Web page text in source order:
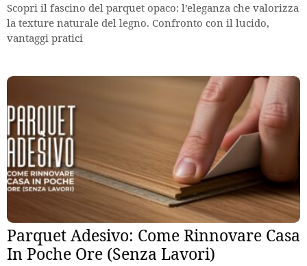
Scopri il fascino del parquet opaco: l’eleganza che valorizza
la texture naturale del legno. Confronto con il lucido,
vantaggi pratici
Parquet Adesivo: Come Rinnovare Casa
In Poche Ore (Senza Lavori)